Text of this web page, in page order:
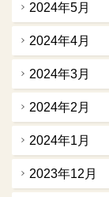
2024年5月
2024年4月
2024年3月
2024年2月
2024年1月
2023年12月